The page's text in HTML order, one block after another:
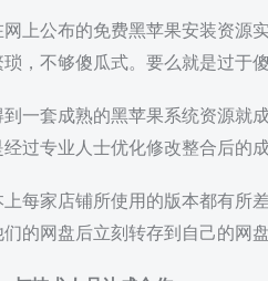
网上公布的免费黑苹果安装资源
，不够傻瓜式。要么就是过于
到一套成熟的黑苹果系统资源就
经过专业人士优化修改整合后的成
每家店铺所使用的版本都有所
的网盘后立刻转存到自己的网